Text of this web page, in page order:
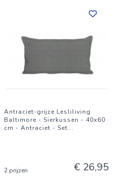
Antraciet-grijze Lesliliving
Baltimore - Sierkussen - 40x60
cm - Antraciet - Set...
2 prijzen € 26,95